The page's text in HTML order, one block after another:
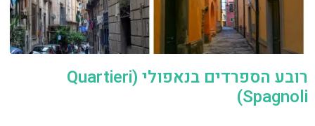
רובע הספרדים בנאפולי (Quartieri
Spagnoli)